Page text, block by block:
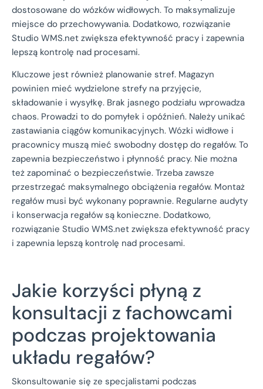
dostosowane do wózków widłowych. To maksymalizuje
miejsce do przechowywania. Dodatkowo, rozwiązanie
Studio WMS.net zwiększa efektywność pracy i zapewnia
lepszą kontrolę nad procesami.
Kluczowe jest również planowanie stref. Magazyn
powinien mieć wydzielone strefy na przyjęcie,
składowanie i wysyłkę. Brak jasnego podziału wprowadza
chaos. Prowadzi to do pomyłek i opóźnień. Należy unikać
zastawiania ciągów komunikacyjnych. Wózki widłowe i
pracownicy muszą mieć swobodny dostęp do regałów. To
zapewnia bezpieczeństwo i płynność pracy. Nie można
też zapominać o bezpieczeństwie. Trzeba zawsze
przestrzegać maksymalnego obciążenia regałów. Montaż
regałów musi być wykonany poprawnie. Regularne audyty
i konserwacja regałów są konieczne. Dodatkowo,
rozwiązanie Studio WMS.net zwiększa efektywność pracy
i zapewnia lepszą kontrolę nad procesami.
Jakie korzyści płyną z
konsultacji z fachowcami
podczas projektowania
układu regałów?
Skonsultowanie się ze specjalistami podczas